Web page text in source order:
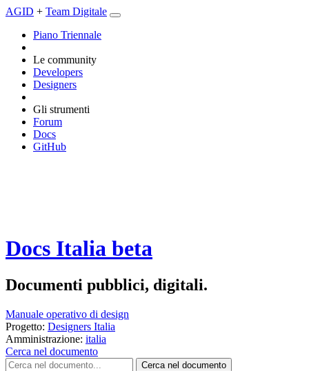
AGID + Team Digitale
Piano Triennale
Le community
Developers
Designers
Gli strumenti
Forum
Docs
GitHub
Docs Italia beta
Documenti pubblici, digitali.
Manuale operativo di design
Progetto: Designers Italia
Amministrazione: italia
Cerca nel documento
Cerca nel documento